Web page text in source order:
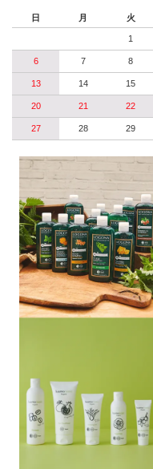
日 月 火
1
6 7 8
13 14 15
20 21 22
27 28 29